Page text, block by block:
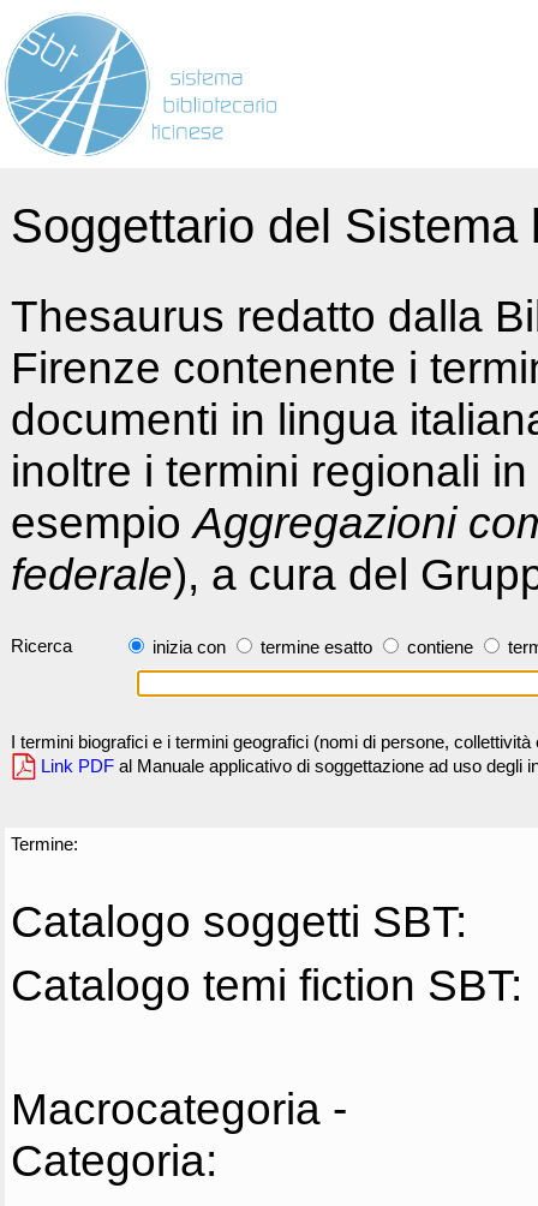
Soggettario del
Thesaurus redatto dalla
Firenze contenente i
documenti in lingua
inoltre i termini regionali
esempioAggregazioni
federale), a cura del
Ricerca inizia con termine esatto contiene
I termini biografici e i termini geografici (nomi di persone,
Link PDF al Manuale applicativo di soggettazione ad uso degli
Termine:
Catalogo soggetti SBT:
Catalogo temi fiction SBT:
Macrocategoria -
Categoria: